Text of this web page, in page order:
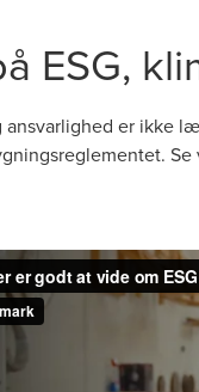
ESG,
er ikke